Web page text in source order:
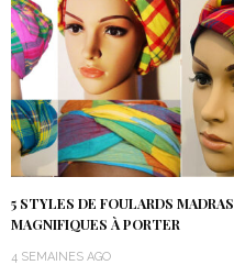
5 STYLES DE FOULARDS MADRAS
MAGNIFIQUES À PORTER
4 SEMAINES AGO